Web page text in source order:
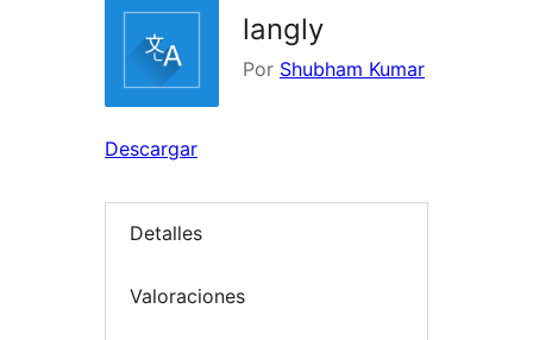
langly
Por Shubham Kumar
Descargar
Detalles
Valoraciones